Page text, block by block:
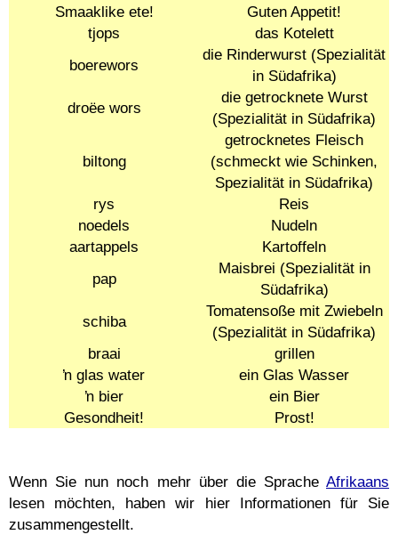
Smaaklike ete!
Guten Appetit!
tjops
das Kotelett
boerewors
die Rinderwurst (Spezialität
in Südafrika)
droëe wors
die getrocknete Wurst
(Spezialität in Südafrika)
biltong
getrocknetes Fleisch
(schmeckt wie Schinken,
Spezialität in Südafrika)
rys
Reis
noedels
Nudeln
aartappels
Kartoffeln
pap
Maisbrei (Spezialität in
Südafrika)
schiba
Tomatensoße mit Zwiebeln
(Spezialität in Südafrika)
braai
grillen
ŉ glas water
ein Glas Wasser
ŉ bier
ein Bier
Gesondheit!
Prost!
Wenn Sie nun noch mehr über die Sprache Afrikaans
lesen möchten, haben wir hier Informationen für Sie
zusammengestellt.